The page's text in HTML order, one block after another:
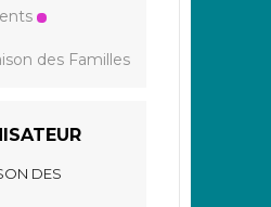
des Familles
DES